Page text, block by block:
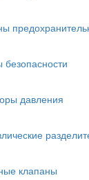
безопасности
давления
клапаны